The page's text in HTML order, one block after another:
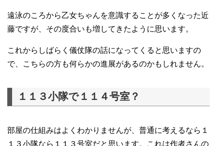
遠泳のころから乙女ちゃんを意識することが多くなった近
藤ですが、その度合いも増してきたように思います。
これからしばらく儀仗隊の話になってくると思いますの
で、こちらの方も何らかの進展があるのかもしれません。
１１３小隊で１１４号室？
部屋の仕組みはよくわかりませんが、普通に考えるなら１
１３小隊なら１１３号室だと思います。これは作者さんの